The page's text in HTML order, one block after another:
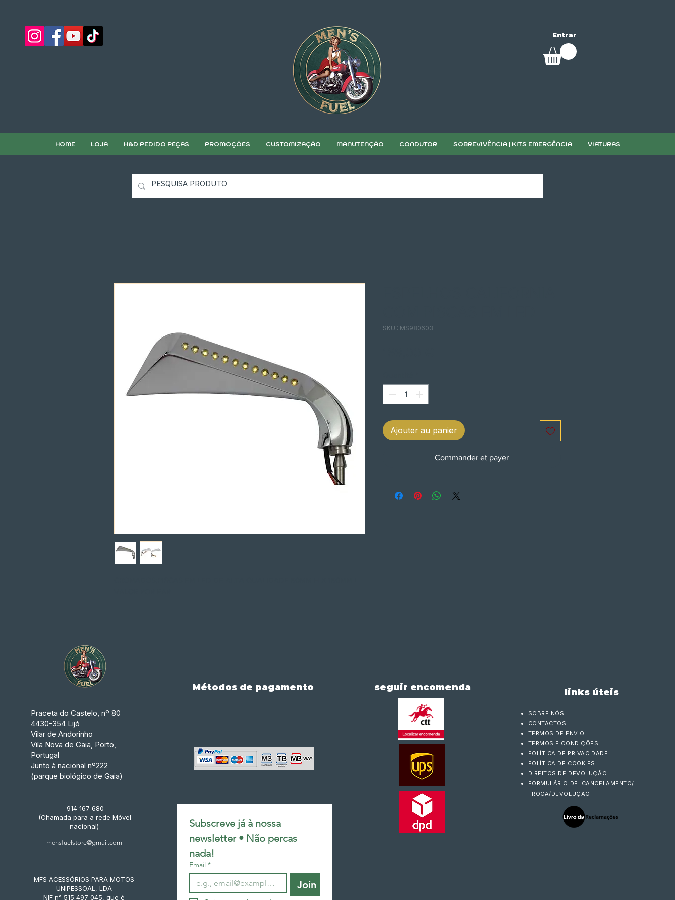
Entrar
HOME LOJA H&D PEDIDO PEÇAS PROMOÇÕES CUSTOMIZAÇÃO MANUTENÇÃO CONDUTOR SOBREVIVÊNCIA | KITS EMERGÊNCIA VIATURAS
SKU : MS980603
Ajouter au panier
Commander et payer
Praceta do Castelo, nº 80
4430-354 Lijó
Vilar de Andorinho
Vila Nova de Gaia, Porto,
Portugal
Junto à nacional nº222
(parque biológico de Gaia)
914 167 680
(Chamada para a rede Móvel
nacional)
mensfuelstore@gmail.com
MFS ACESSÓRIOS PARA MOTOS
UNIPESSOAL, LDA
NIF n° 515 497 045, que é
Métodos de pagamento
Subscreve já à nossa
newsletter • Não percas
nada!
Email *
Join
seguir encomenda links úteis
SOBRE NÓS
CONTACTOS
TERMOS DE ENVIO
TERMOS E CONDIÇÕES
POLÍTICA DE PRIVACIDADE
POLÍTICA DE COOKIES
DIREITOS DE DEVOLUÇÃO
FORMULÁRIO DE CANCELAMENTO/
TROCA/DEVOLUÇÃO